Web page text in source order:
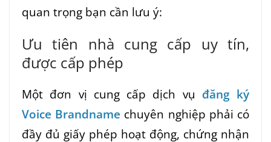
quan trọng bạn cần lưu ý:
Ưu tiên nhà cung cấp uy tín,
được cấp phép
Một đơn vị cung cấp dịch vụ đăng ký
Voice Brandname chuyên nghiệp phải có
đầy đủ giấy phép hoạt động, chứng nhận